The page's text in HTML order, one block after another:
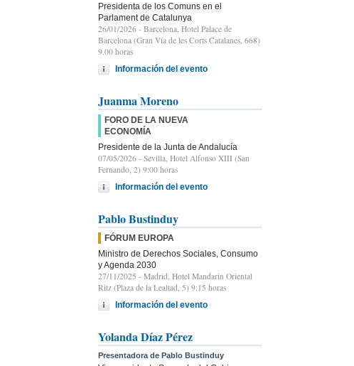
Presidenta de los Comuns en el
Parlament de Catalunya
26/01/2026 - Barcelona, Hotel Palace de
Barcelona (Gran Vía de les Corts Catalanes, 668)
9.00 horas
Información del evento
Juanma Moreno
FORO DE LA NUEVA
ECONOMÍA
Presidente de la Junta de Andalucía
07/05/2026 - Sevilla, Hotel Alfonso XIII (San
Fernando, 2) 9:00 horas
Información del evento
Pablo Bustinduy
FÓRUM EUROPA
Ministro de Derechos Sociales, Consumo
y Agenda 2030
27/11/2025 - Madrid, Hotel Mandarin Oriental
Ritz (Plaza de la Lealtad, 5) 9:15 horas
Información del evento
Yolanda Díaz Pérez
Presentadora de Pablo Bustinduy